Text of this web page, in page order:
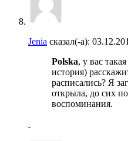
Jenia сказал(-а):
Polska, у вас
история)
расписались? Я
открыла, до сих
воспоминания.